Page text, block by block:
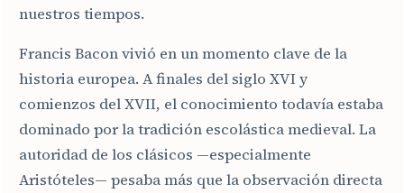
nuestros tiempos.
Francis Bacon vivió en un momento clave de la
historia europea. A finales del siglo XVI y
comienzos del XVII, el conocimiento todavía estaba
dominado por la tradición escolástica medieval. La
autoridad de los clásicos —especialmente
Aristóteles— pesaba más que la observación directa